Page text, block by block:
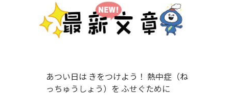
あつい日は きをつけよう！ 熱中症（ね
っちゅうしょう）を ふせぐために